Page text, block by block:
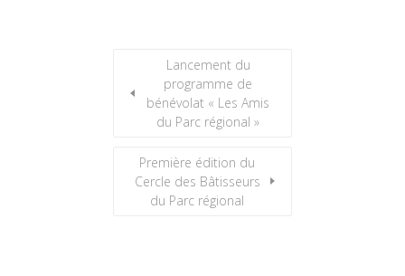
Lancement du
programme de
bénévolat « Les Amis
du Parc régional »
Première édition du
Cercle des Bâtisseurs
du Parc régional